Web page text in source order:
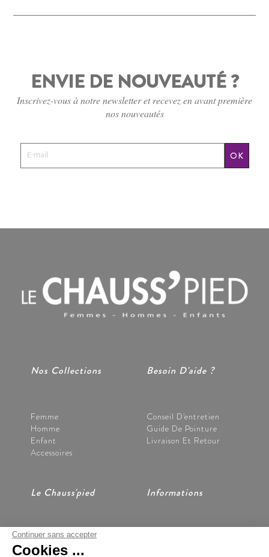
ENVIE DE NOUVEAUTÉ ?
Inscrivez-vous à notre newsletter et recevez en avant première
nos nouveautés
OK
Nos Collections
Femme
Homme
Enfant
Accessoires
Besoin D'aide ?
Conseil D'entretien
Guide De Pointure
Livraison Et Retour
Le Chauss'pied
Nos Magasins
Notre Histoire
Informations
Continuer sans accepter
Cookies ...